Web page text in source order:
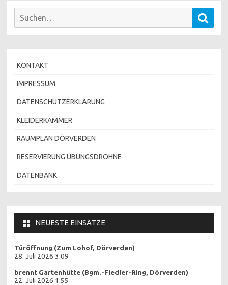
Beiträge
Suchen
KONTAKT
IMPRESSUM
DATENSCHUTZERKLÄRUNG
KLEIDERKAMMER
RAUMPLAN DÖRVERDEN
RESERVIERUNG ÜBUNGSDROHNE
DATENBANK
NEUESTE EINSÄTZE
Türöffnung (Zum Lohof, Dörverden)
28. Juli 2026 3:09
brennt Gartenhütte (Bgm.-Fiedler-Ring, Dörverden)
22. Juli 2026 1:55